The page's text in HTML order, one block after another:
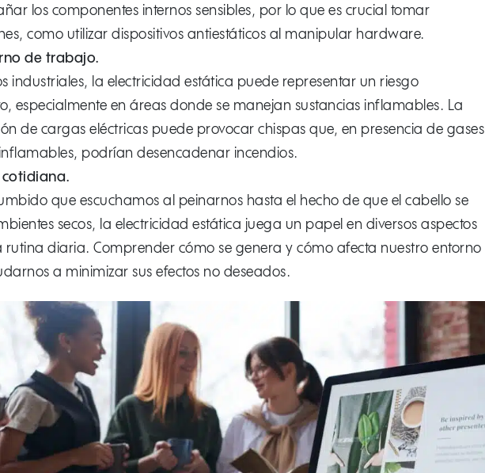
los componentes internos sensibles, por lo que es crucial tomar
como utilizar dispositivos antiestáticos al manipular hardware.
de trabajo.
industriales, la electricidad estática puede representar un riesgo
especialmente en áreas donde se manejan sustancias inflamables. La
de cargas eléctricas puede provocar chispas que, en presencia de gases
podrían desencadenar incendios.
cotidiana.
que escuchamos al peinarnos hasta el hecho de que el cabello se
secos, la electricidad estática juega un papel en diversos aspectos
rutina diaria. Comprender cómo se genera y cómo afecta nuestro entorno
a minimizar sus efectos no deseados.